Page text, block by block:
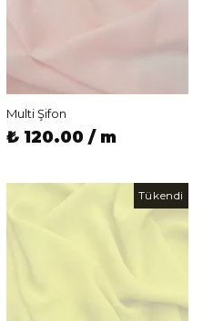
Multi Şifon
₺ 120.00 / m
Tükendi